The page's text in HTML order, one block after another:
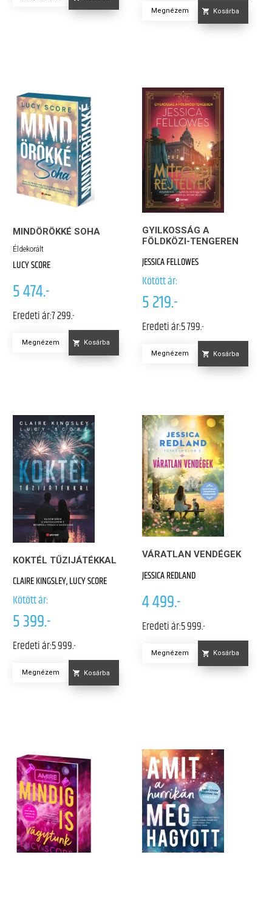
Megnézem Kosárba
MINDÖRÖKKÉ SOHA
Éldekorált
LUCY SCORE
5 474.-
Eredeti ár:7 299.-
Megnézem Kosárba
GYILKOSSÁG A
FÖLDKÖZI-TENGEREN
JESSICA FELLOWES
Kötött ár:
5 219.-
Eredeti ár:5 799.-
Megnézem Kosárba
KOKTÉL TŰZIJÁTÉKKAL
CLAIRE KINGSLEY, LUCY SCORE
Kötött ár:
5 399.-
Eredeti ár:5 999.-
Megnézem Kosárba
VÁRATLAN VENDÉGEK
JESSICA REDLAND
4 499.-
Eredeti ár:5 999.-
Megnézem Kosárba